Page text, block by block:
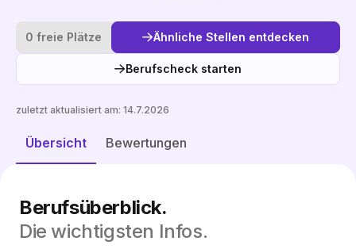
0 freie Plätze Ähnliche Stellen entdecken
Berufscheck starten
Übersicht Bewertungen
zuletzt aktualisiert am: 14.7.2026
Ähnliche Stellen entdecken
Berufsüberblick.
Die wichtigsten Infos.